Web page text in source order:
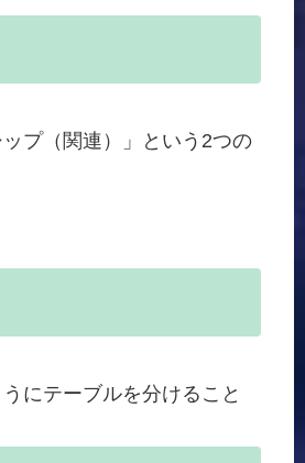
プ（関連）」という2つの
にテーブルを分けること